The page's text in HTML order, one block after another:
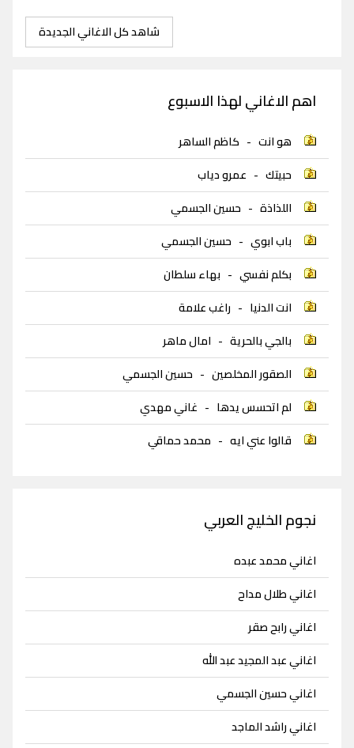
شاهد كل الاغاني الجديدة
اهم الاغاني لهذا الاسبوع
هو انت - كاظم الساهر
حبيتك - عمرو دياب
اللذاذة - حسين الجسمي
باب ابوي - حسين الجسمي
بكلم نفسي - بهاء سلطان
انت الدنيا - راغب علامة
بالجي بالحرية - امال ماهر
الصقور المخلصين - حسين الجسمي
لم اتحسس يدها - غاني مهدي
قالوا عني ايه - محمد حماقي
نجوم الخليج العربي
اغاني محمد عبده
اغاني طلال مداح
اغاني رابح صقر
اغاني عبد المجيد عبد الله
اغاني حسين الجسمي
اغاني راشد الماجد